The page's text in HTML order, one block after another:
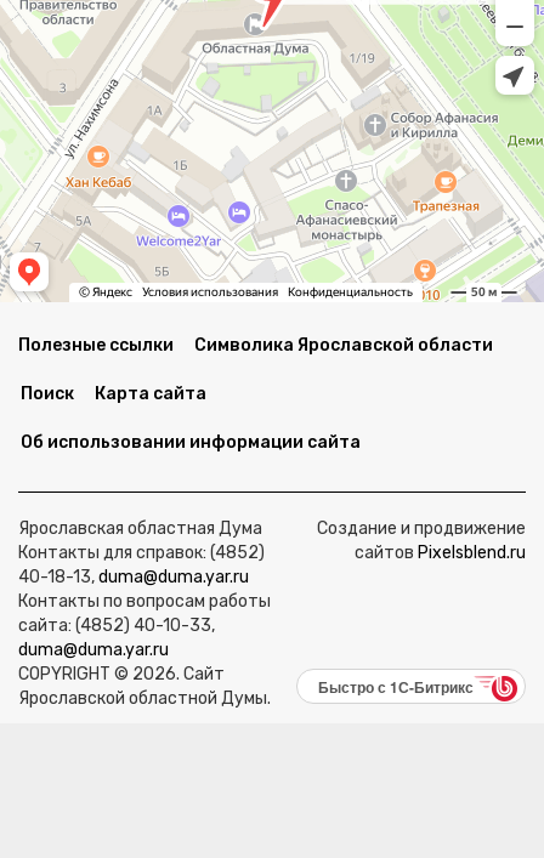
Полезные ссылки Символика Ярославской области
Поиск Карта сайта
Об использовании информации сайта
Ярославская областная Дума
Контакты для справок: (4852)
40-18-13,duma@duma.yar.ru
Контакты по вопросам работы
сайта: (4852) 40-10-33,
duma@duma.yar.ru
COPYRIGHT © 2026. Сайт
Ярославской областной Думы.
Создание и продвижение
сайтов Pixelsblend.ru
Быстро с 1С-Битрикс